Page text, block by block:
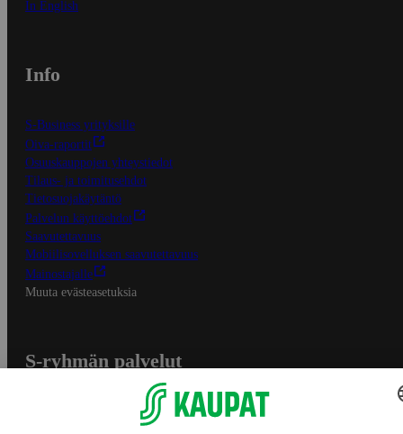
In English
Info
S-Business yrityksille
Oiva-raportit
Osuuskauppojen yhteystiedot
Tilaus- ja toimitusehdot
Tietosuojakäytäntö
Palvelun käyttöehdot
Saavutettavuus
Mobiilisovelluksen saavutettavuus
Mainostajalle
Muuta evästeasetuksia
S-ryhmän palvelut